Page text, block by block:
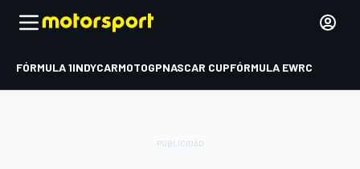
FÓRMULA 1INDYCARMOTOGPNASCAR CUPFÓRMULA EWRC